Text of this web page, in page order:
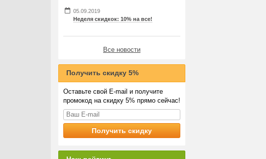
05.09.2019
Неделя скидкок: 10% на все!
Все новости
Получить скидку 5%
Оставьте свой E-mail и получите
промокод на скидку 5% прямо сейчас!